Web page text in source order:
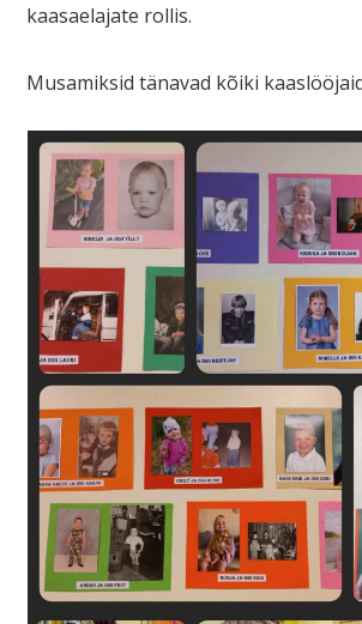
kaasaelajate rollis.
Musamiksid tänavad kõiki